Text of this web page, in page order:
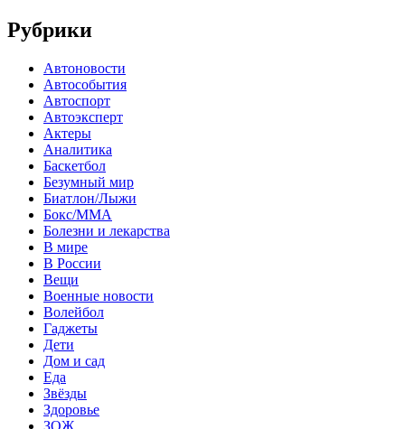
Рубрики
Автоновости
Автособытия
Автоспорт
Автоэксперт
Актеры
Аналитика
Баскетбол
Безумный мир
Биатлон/Лыжи
Бокс/MMA
Болезни и лекарства
В мире
В России
Вещи
Военные новости
Волейбол
Гаджеты
Дети
Дом и сад
Еда
Звёзды
Здоровье
ЗОЖ